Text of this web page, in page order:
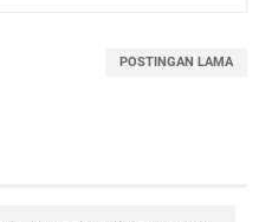
POSTINGAN LAMA